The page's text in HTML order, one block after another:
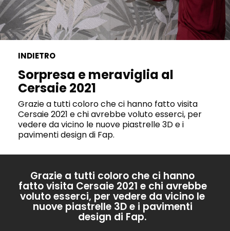
INDIETRO
Sorpresa e meraviglia al
Cersaie 2021
Grazie a tutti coloro che ci hanno fatto visita
Cersaie 2021 e chi avrebbe voluto esserci, per
vedere da vicino le nuove piastrelle 3D e i
pavimenti design di Fap.
Grazie a tutti coloro che ci hanno
fatto visita Cersaie 2021 e chi avrebbe
voluto esserci, per vedere da vicino le
nuove piastrelle 3D e i pavimenti
design di Fap.